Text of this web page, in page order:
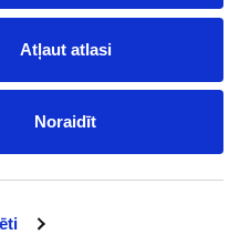
Atļaut atlasi
Noraidīt